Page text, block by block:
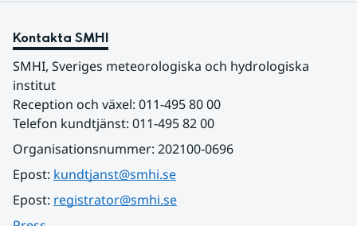
Kontakta SMHI
SMHI, Sveriges meteorologiska och hydrologiska
institut
Reception och växel: 011-495 80 00
Telefon kundtjänst: 011-495 82 00
Organisationsnummer: 202100-0696
Epost: kundtjanst@smhi.se
Epost: registrator@smhi.se